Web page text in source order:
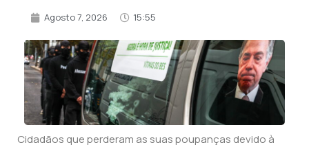
Agosto 7, 2026 15:55
Cidadãos que perderam as suas poupanças devido à